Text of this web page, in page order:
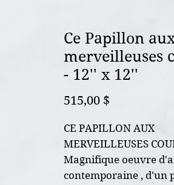
Ce Papillon
merveilleuses
- 12'' x 12''
515,00 $
CE PAPILLON AUX
MERVEILLEUSES
Magnifique oeuvre
contemporaine , d'un